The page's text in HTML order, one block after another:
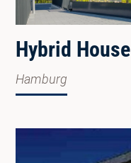
Hybrid House
Hamburg